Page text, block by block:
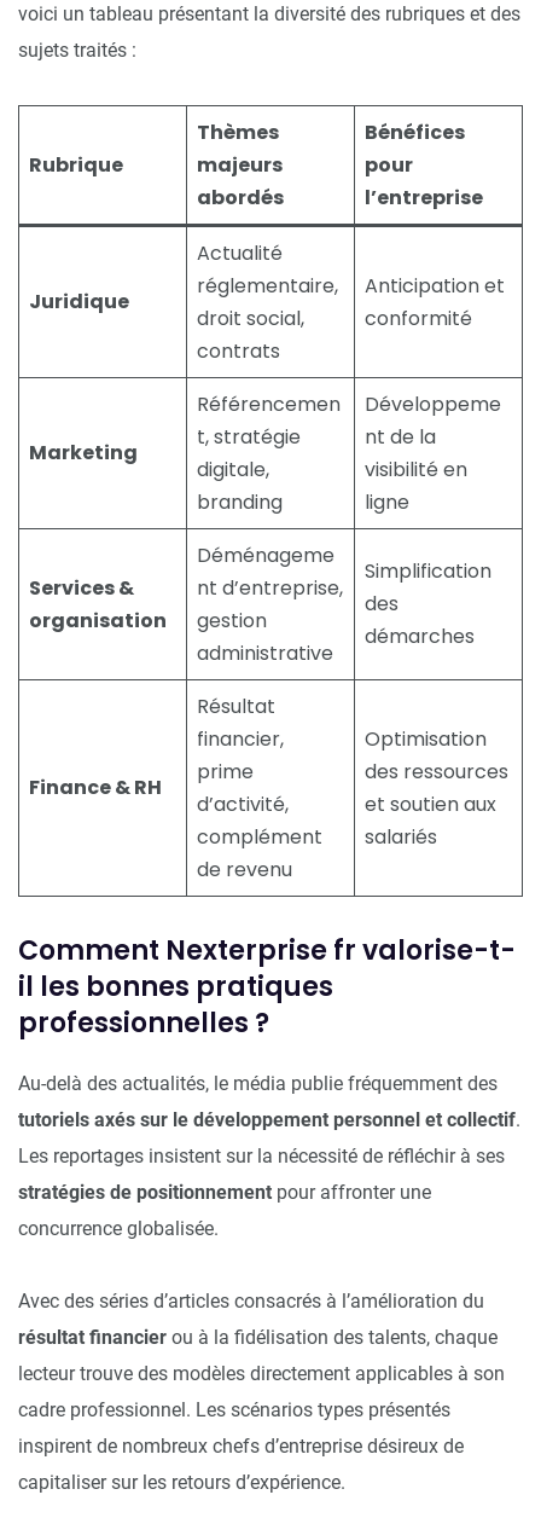
voici un tableau présentant la diversité des rubriques et des
sujets traités :
Rubrique
Thèmes
majeurs
abordés
Bénéfices
pour
l’entreprise
Juridique
Actualité
réglementaire,
droit social,
contrats
Anticipation et
conformité
Marketing
Référencemen
t, stratégie
digitale,
branding
Développeme
nt de la
visibilité en
ligne
Services &
organisation
Déménageme
nt d’entreprise,
gestion
administrative
Simplification
des
démarches
Finance & RH
Résultat
financier,
prime
d’activité,
complément
de revenu
Optimisation
des ressources
et soutien aux
salariés
Comment Nexterprise fr valorise-t-
il les bonnes pratiques
professionnelles ?
Au-delà des actualités, le média publie fréquemment des
tutoriels axés sur le développement personnel et collectif.
Les reportages insistent sur la nécessité de réfléchir à ses
stratégies de positionnement pour affronter une
concurrence globalisée.
Avec des séries d’articles consacrés à l’amélioration du
résultat financier ou à la fidélisation des talents, chaque
lecteur trouve des modèles directement applicables à son
cadre professionnel. Les scénarios types présentés
inspirent de nombreux chefs d’entreprise désireux de
capitaliser sur les retours d’expérience.